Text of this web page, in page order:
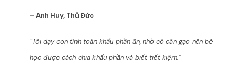
– Anh Huy, Thủ Đức
“Tôi dạy con tính toán khẩu phần ăn, nhờ có cân gạo nên bé
học được cách chia khẩu phần và biết tiết kiệm.”